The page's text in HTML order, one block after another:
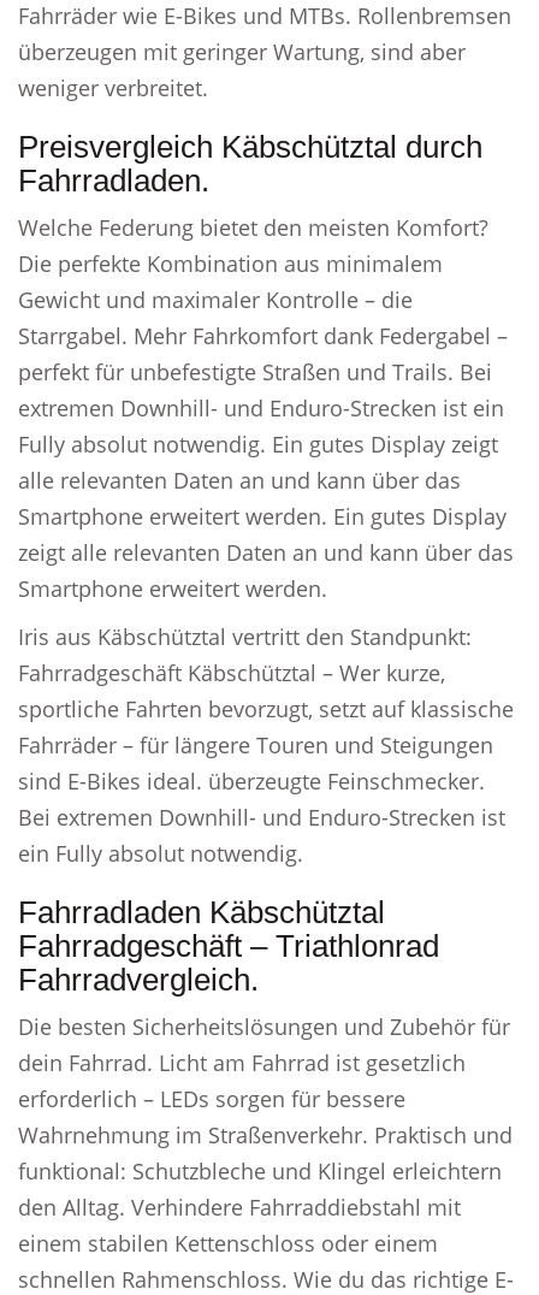
Fahrräder wie E-Bikes und MTBs. Rollenbremsen
überzeugen mit geringer Wartung, sind aber
weniger verbreitet.
Preisvergleich Käbschütztal durch
Fahrradladen.
Welche Federung bietet den meisten Komfort?
Die perfekte Kombination aus minimalem
Gewicht und maximaler Kontrolle – die
Starrgabel. Mehr Fahrkomfort dank Federgabel –
perfekt für unbefestigte Straßen und Trails. Bei
extremen Downhill- und Enduro-Strecken ist ein
Fully absolut notwendig. Ein gutes Display zeigt
alle relevanten Daten an und kann über das
Smartphone erweitert werden. Ein gutes Display
zeigt alle relevanten Daten an und kann über das
Smartphone erweitert werden.
Iris aus Käbschütztal vertritt den Standpunkt:
Fahrradgeschäft Käbschütztal – Wer kurze,
sportliche Fahrten bevorzugt, setzt auf klassische
Fahrräder – für längere Touren und Steigungen
sind E-Bikes ideal. überzeugte Feinschmecker.
Bei extremen Downhill- und Enduro-Strecken ist
ein Fully absolut notwendig.
Fahrradladen Käbschütztal
Fahrradgeschäft – Triathlonrad
Fahrradvergleich.
Die besten Sicherheitslösungen und Zubehör für
dein Fahrrad. Licht am Fahrrad ist gesetzlich
erforderlich – LEDs sorgen für bessere
Wahrnehmung im Straßenverkehr. Praktisch und
funktional: Schutzbleche und Klingel erleichtern
den Alltag. Verhindere Fahrraddiebstahl mit
einem stabilen Kettenschloss oder einem
schnellen Rahmenschloss. Wie du das richtige E-